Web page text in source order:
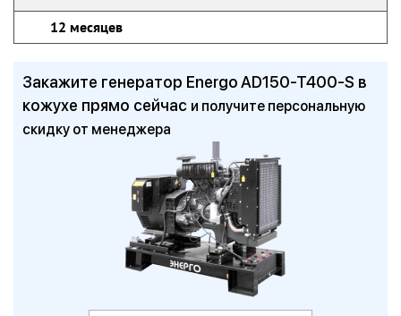
12 месяцев
Закажите генератор Energo AD150-T400-S в
кожухе прямо сейчас и получите персональную
скидку от менеджера